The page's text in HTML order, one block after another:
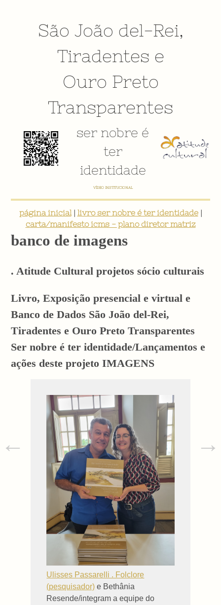
São João del-Rei,
Tiradentes e
Ouro Preto
Transparentes
ser nobre é
ter
identidade
VÍDEO INSTITUCIONAL
página inicial| livro ser nobre é ter identidade|
carta/manifesto icms - plano diretor matriz
banco de imagens
. Atitude Cultural projetos sócio culturais
Livro, Exposição presencial e virtual e
Banco de Dados São João del-Rei,
Tiradentes e Ouro Preto Transparentes
Ser nobre é ter identidade/Lançamentos e
ações deste projeto IMAGENS
Ulisses Passarelli . Folclore
(pesquisador) e Bethânia
Resende/integram a equipe do
← →